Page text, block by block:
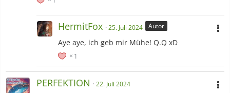
HermitFox 25. Juli 2024 Autor
Aye aye, ich geb mir Mühe! Q.Q xD
1
PERFEKTION 22. Juli 2024